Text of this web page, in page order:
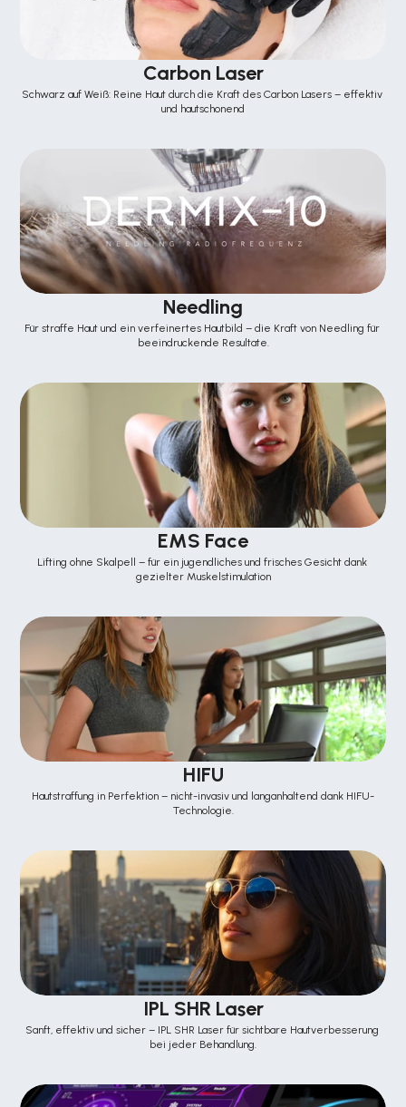
Carbon Laser
Schwarz auf Weiß: Reine Haut durch die Kraft des Carbon Lasers – effektiv
und hautschonend
Needling
Für straffe Haut und ein verfeinertes Hautbild – die Kraft von Needling für
beeindruckende Resultate.
EMS Face
Lifting ohne Skalpell – für ein jugendliches und frisches Gesicht dank
gezielter Muskelstimulation
HIFU
Hautstraffung in Perfektion – nicht-invasiv und langanhaltend dank HIFU-
Technologie.
IPL SHR Laser
Sanft, effektiv und sicher – IPL SHR Laser für sichtbare Hautverbesserung
bei jeder Behandlung.